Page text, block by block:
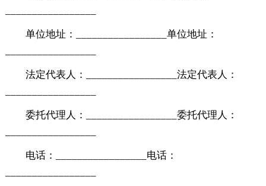
单位地址：_________________单位地址：
法定代表人：_________________法定代表人：
委托代理人：_________________委托代理人：
电话：_________________电话：